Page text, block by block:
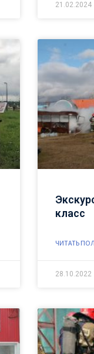
21.02.2024
класс
ЧИТАТЬ
28.10.2022